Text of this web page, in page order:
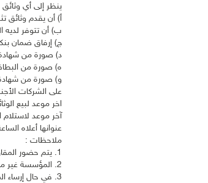
ينظر إلى أي
‌أ) أن يقدم وثائق
‌ب) أن تتوفر لديه
‌ج) إرفاق ضمان بنكي ساري المفعول بقيمة
‌د) صورة من
‌ه) صورة من
‌و) صورة من شهادة
على الشركات
اخر موعد لبيع الوثائق
عنوانها أعلاه الساعة 11
ملاحظات :
1. يتم حضور المقاولين والموردين بأنفسهم لموعد فتح المظاريف أو إرسال من يمثلهم بحسب قانون نظام التمثيل.
2. المؤسسة غير ملزمة بقبول أقل العطاءات.
3. في حال إرساء المناقصة يستبدل ضمان العطاء بنسبة 15% من قيمة العطاء ضمان حسن تنفيذ.